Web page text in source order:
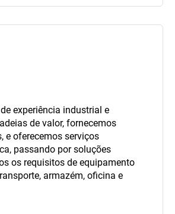
experiência industrial e
de valor, fornecemos
e oferecemos serviços
passando por soluções
os requisitos de equipamento
armazém, oficina e